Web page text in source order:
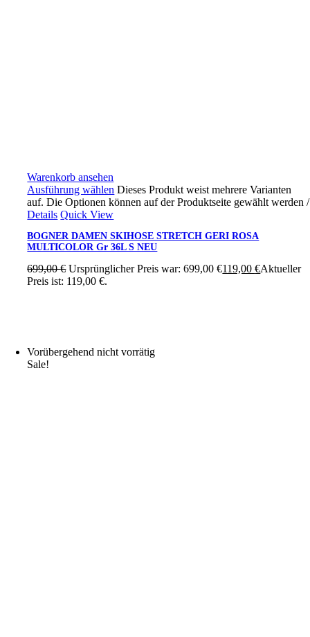
Warenkorb ansehen
Ausführung wählen Dieses Produkt weist mehrere Varianten
auf. Die Optionen können auf der Produktseite gewählt werden/
Details Quick View
BOGNER DAMEN SKIHOSE STRETCH GERI ROSA
MULTICOLOR Gr 36L S NEU
699,00€ Ursprünglicher Preis war: 699,00 €119,00€Aktueller
Preis ist: 119,00 €.
Vorübergehend nicht vorrätig
Sale!